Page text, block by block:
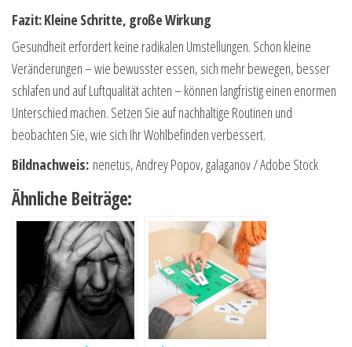
Fazit: Kleine Schritte, große Wirkung
Gesundheit erfordert keine radikalen Umstellungen. Schon kleine
Veränderungen – wie bewusster essen, sich mehr bewegen, besser
schlafen und auf Luftqualität achten – können langfristig einen enormen
Unterschied machen. Setzen Sie auf nachhaltige Routinen und
beobachten Sie, wie sich Ihr Wohlbefinden verbessert.
Bildnachweis: nenetus, Andrey Popov, galaganov/ Adobe Stock
Ähnliche Beiträge: